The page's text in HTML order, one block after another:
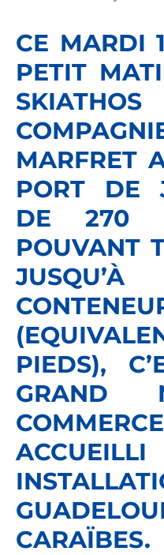
CE MARDI
PETIT
MARFRET
PORT DE
DE 270
POUVANT
PIEDS),
GRAND
CARAÏBES.